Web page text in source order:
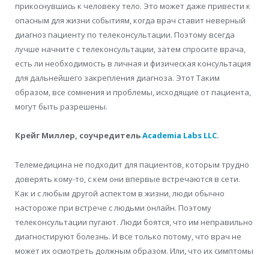
прикоснувшись к человекутело. Это может даже привести к
опасным для жизни событиям, когда врач ставит неверный
диагноз пациенту по телеконсультации. Поэтому всегда
лучше начните с телеконсультации, затем спросите врача,
есть ли необходимость в личная и физическая консультация
для дальнейшего закрепления диагноза. ЭтотТаким
образом, все сомнения и проблемы, исходящие от пациента,
могут быть разрешены.
Крейг Миллер, соучредительAcademia Labs LLC.
Телемедицина не подходит для пациентов, которым трудно
доверять кому-то, с кем они впервые встречаются в сети.
Как и с любым другой аспектом в жизни, люди обычно
настороже при встрече с людьми онлайн. Поэтому
телеконсультации пугают. Люди боятся, что им неправильно
диагностируют болезнь. И все только потому, что врач не
может их осмотреть должным образом. Или, что их симптомы